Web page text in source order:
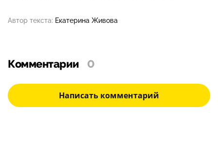
Автор текста: Екатерина Живова
Комментарии 0
Написать комментарий